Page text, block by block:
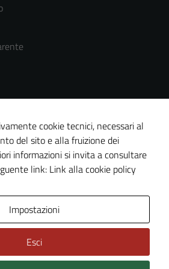
sito
cookie tecnici, necessari al
del sito e alla fruizione dei
informazioni si invita a consultare
link: Link alla cookie policy
Impostazioni
Esci